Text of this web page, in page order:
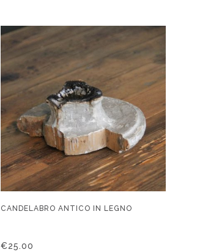
CANDELABRO ANTICO IN LEGNO
€25.00